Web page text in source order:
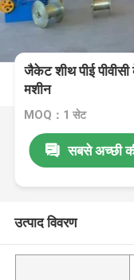
जैकेट शीथ पीई
मशीन
MOQ：1 सेट
सबसे अच्छी
उत्पाद विवरण